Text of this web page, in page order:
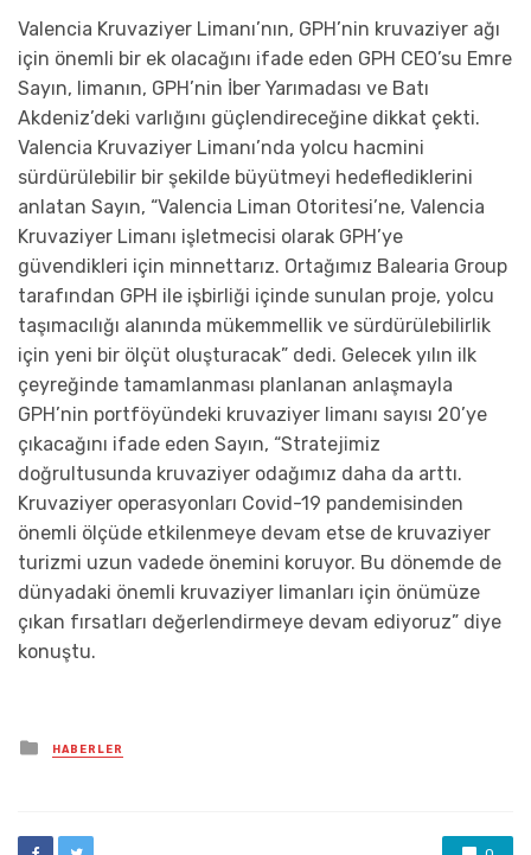
Valencia Kruvaziyer Limanı’nın, GPH’nin kruvaziyer ağı
için önemli bir ek olacağını ifade eden GPH CEO’su Emre
Sayın, limanın, GPH’nin İber Yarımadası ve Batı
Akdeniz’deki varlığını güçlendireceğine dikkat çekti.
Valencia Kruvaziyer Limanı’nda yolcu hacmini
sürdürülebilir bir şekilde büyütmeyi hedeflediklerini
anlatan Sayın, “Valencia Liman Otoritesi’ne, Valencia
Kruvaziyer Limanı işletmecisi olarak GPH’ye
güvendikleri için minnettarız. Ortağımız Balearia Group
tarafından GPH ile işbirliği içinde sunulan proje, yolcu
taşımacılığı alanında mükemmellik ve sürdürülebilirlik
için yeni bir ölçüt oluşturacak” dedi. Gelecek yılın ilk
çeyreğinde tamamlanması planlanan anlaşmayla
GPH’nin portföyündeki kruvaziyer limanı sayısı 20’ye
çıkacağını ifade eden Sayın, “Stratejimiz
doğrultusunda kruvaziyer odağımız daha da arttı.
Kruvaziyer operasyonları Covid-19 pandemisinden
önemli ölçüde etkilenmeye devam etse de kruvaziyer
turizmi uzun vadede önemini koruyor. Bu dönemde de
dünyadaki önemli kruvaziyer limanları için önümüze
çıkan fırsatları değerlendirmeye devam ediyoruz” diye
konuştu.
Posted
in
HABERLER